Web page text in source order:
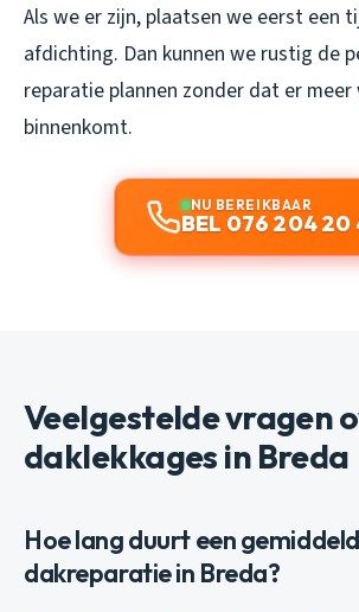
Als we er zijn, plaatsen we eerst een
afdichting. Dan kunnen we rustig de
reparatie plannen zonder dat er
binnenkomt.
NU BEREIKBAAR
BEL 076 204 20
Veelgestelde vragen
daklekkages in Breda
Hoe lang duurt een
dakreparatie in Breda?